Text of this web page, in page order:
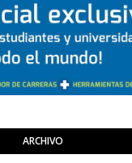
ARCHIVO